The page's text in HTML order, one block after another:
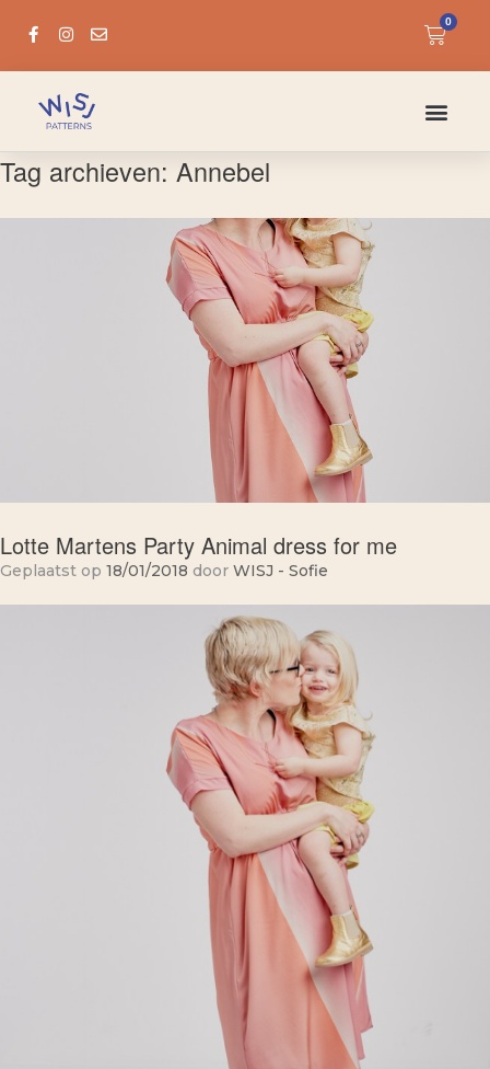
0
Tag archieven: Annebel
Lotte Martens Party Animal dress for me
Geplaatst op 18/01/2018 door WISJ - Sofie